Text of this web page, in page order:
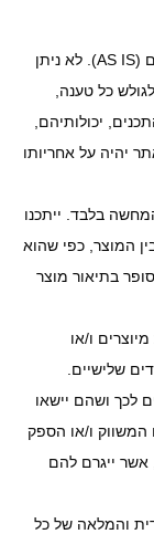
התכנים באתר ניתנים לשימוש כמות שהם (AS IS). לא ניתן
כל טענה,
יכולותיהם,
יהיה על אחריותו
בלבד. ייתכנו
המוצר, כפי שהוא
בתיאור מוצר
ו/או
שלישיים.
לכך ושהם יישאו
המשווק ו/או הספק
אשר ייגרם להם
והמלאה של כל